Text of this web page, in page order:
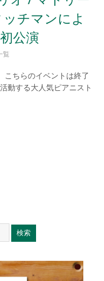
チマンによ
公演
覧
ちらのイベントは終了
動する大人気ピアニスト